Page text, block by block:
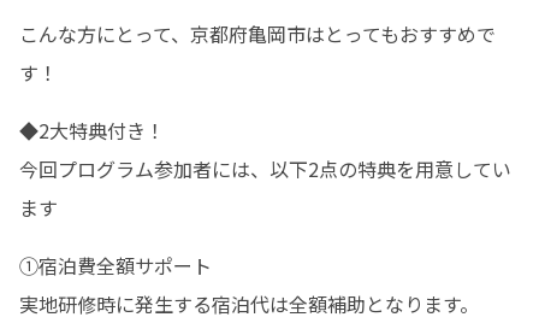
こんな方にとって、京都府亀岡市はとってもおすすめで
す！
◆2大特典付き！
今回プログラム参加者には、以下2点の特典を用意してい
ます
①宿泊費全額サポート
実地研修時に発生する宿泊代は全額補助となります。